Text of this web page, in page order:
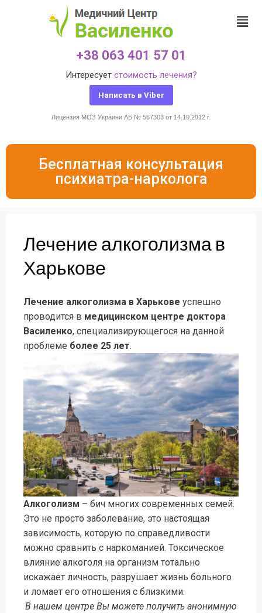
+38 063 401 57 01
Интересует стоимость лечения?
Написать в Viber
Лицензия МОЗ Украини АБ № 567303 от 14.10.2012 г.
Бесплатная консультация
психиатра-нарколога
Лечение алкоголизма в
Харькове
Лечение алкоголизма в Харькове успешно
проводится в медицинском центре доктора
Василенко, специализирующегося на данной
проблеме более 25 лет.
Алкоголизм – бич многих современных семей.
Это не просто заболевание, это настоящая
зависимость, которую по справедливости
можно сравнить с наркоманией. Токсическое
влияние алкоголя на организм тотально
искажает личность, разрушает жизнь больного
и ломает его отношения с близкими.
В нашем центре Вы можете получить анонимную